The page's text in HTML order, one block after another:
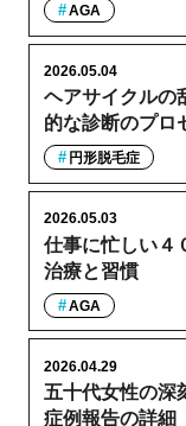
AGA
ヘアサイクルの
的な診断のプロ
2026.05.04
円形脱毛症
仕事に忙しい４
治療と習慣
2026.05.03
AGA
五十代女性の深
症例報告の詳細
2026.04.29